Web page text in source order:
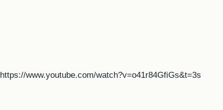
https://www.youtube.com/watch?v=o41r84GfiGs&t=3s